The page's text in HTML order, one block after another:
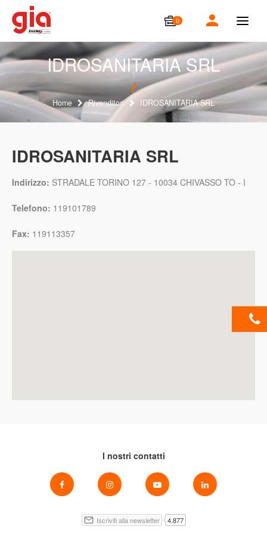
0
T
g
g
l
n
a
v
i
o
IDROSANITARIA SRL
Home Rivenditori IDROSANITARIA SRL
IDROSANITARIA SRL
Indirizzo: STRADALE TORINO 127 - 10034 CHIVASSO TO - I
Telefono: 119101789
Fax: 119113357
I nostri contatti